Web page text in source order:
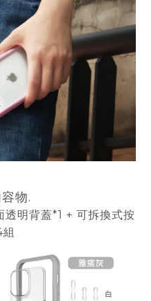
物.
明背蓋*1 + 可拆換式按